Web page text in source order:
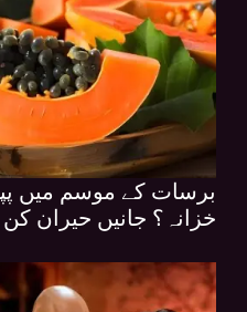
برسات کے موسم میں
خزانہ؟ جانیں حیران کن